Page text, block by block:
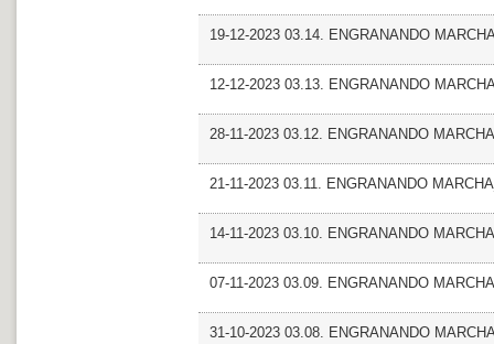
19-12-2023 03.14. ENGRANANDO
12-12-2023 03.13. ENGRANANDO
28-11-2023 03.12. ENGRANANDO
21-11-2023 03.11. ENGRANANDO
14-11-2023 03.10. ENGRANANDO
07-11-2023 03.09. ENGRANANDO
31-10-2023 03.08. ENGRANANDO